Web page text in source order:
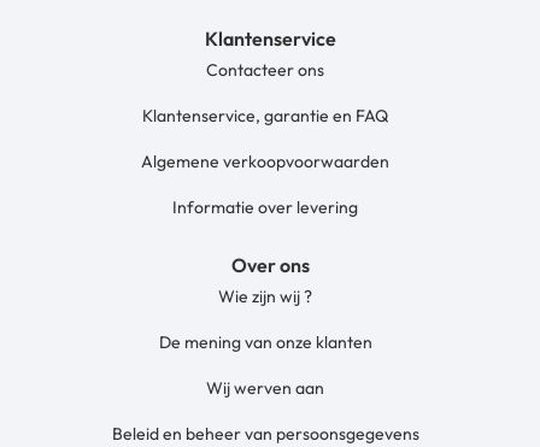
Klantenservice
Contacteer ons
Klantenservice, garantie en FAQ
Algemene verkoopvoorwaarden
Informatie over levering
Over ons
Wie zijn wij ?
De mening van onze klanten
Wij werven aan
Beleid en beheer van persoonsgegevens